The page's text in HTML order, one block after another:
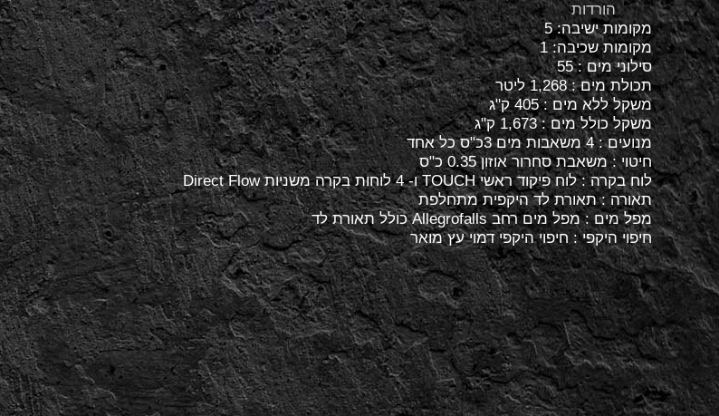
הורדות
מקומות ישיבה: 5
מקומות שכיבה: 1
סילוני מים : 55
תכולת מים : 1,268 ליטר
משקל ללא מים : 405 ק"ג
משקל כולל מים : 1,673 ק"ג
מנועים : 4 משאבות מים 3כ"ס כל אחד
חיטוי : משאבת סחרור אוזון 0.35 כ"ס
לוח בקרה : לוח פיקוד ראשי TOUCH ו- 4 לוחות בקרה משניות Direct Flow
תאורה : תאורת לד היקפית מתחלפת
מפל מים : מפל מים רחב Allegrofalls כולל תאורת לד
חיפוי היקפי : חיפוי היקפי דמוי עץ מואר